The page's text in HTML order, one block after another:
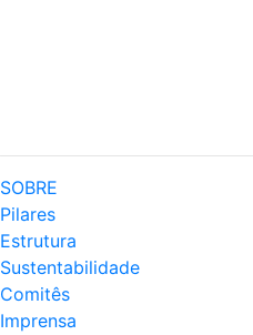
SOBRE
Pilares
Estrutura
Sustentabilidade
Comitês
Imprensa